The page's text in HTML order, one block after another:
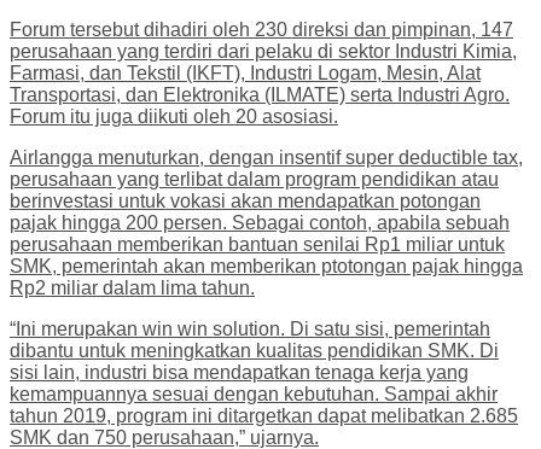
Forum tersebut dihadiri oleh 230 direksi dan pimpinan, 147
perusahaan yang terdiri dari pelaku di sektor Industri Kimia,
Farmasi, dan Tekstil (IKFT), Industri Logam, Mesin, Alat
Transportasi, dan Elektronika (ILMATE) serta Industri Agro.
Forum itu juga diikuti oleh 20 asosiasi.
Airlangga menuturkan, dengan insentif super deductible tax,
perusahaan yang terlibat dalam program pendidikan atau
berinvestasi untuk vokasi akan mendapatkan potongan
pajak hingga 200 persen. Sebagai contoh, apabila sebuah
perusahaan memberikan bantuan senilai Rp1 miliar untuk
SMK, pemerintah akan memberikan ptotongan pajak hingga
Rp2 miliar dalam lima tahun.
“Ini merupakan win win solution. Di satu sisi, pemerintah
dibantu untuk meningkatkan kualitas pendidikan SMK. Di
sisi lain, industri bisa mendapatkan tenaga kerja yang
kemampuannya sesuai dengan kebutuhan. Sampai akhir
tahun 2019, program ini ditargetkan dapat melibatkan 2.685
SMK dan 750 perusahaan,” ujarnya.